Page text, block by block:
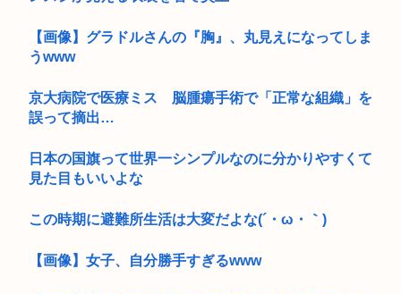
【画像】グラドルさんの『胸』、丸見えになってしま
うwww
京大病院で医療ミス 脳腫瘍手術で「正常な組織」を
誤って摘出…
日本の国旗って世界一シンプルなのに分かりやすくて
見た目もいいよな
この時期に避難所生活は大変だよな(´・ω・｀)
【画像】女子、自分勝手すぎるwww